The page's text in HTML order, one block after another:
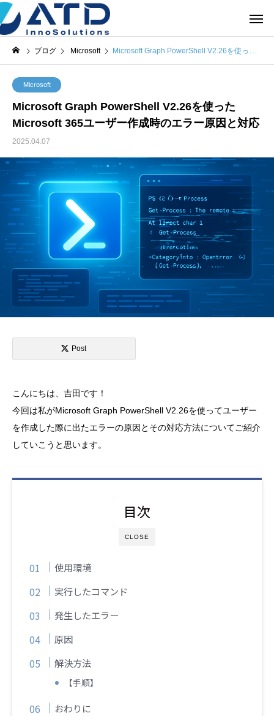
ブログ Microsoft Microsoft Graph PowerShell V2.26を使ったMicrosoft 365ユーザー作成時のエラー原因と対応
Microsoft
Microsoft Graph PowerShell V2.26を使った
Microsoft 365ユーザー作成時のエラー原因と対応
2025.04.07
Post
こんにちは、吉田です！
今回は私がMicrosoft Graph PowerShell V2.26を使ってユーザー
を作成した際に出たエラーの原因とその対応方法についてご紹介
していこうと思います。
CLOSE
目次
使用環境
実行したコマンド
発生したエラー
原因
解決方法
【手順】
おわりに